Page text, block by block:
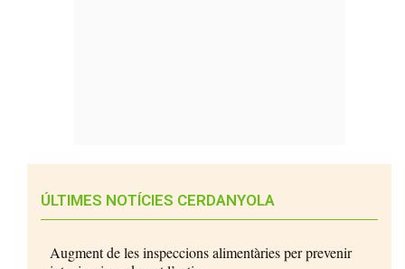
ÚLTIMES NOTÍCIES CERDANYOLA
Augment de les inspeccions alimentàries per prevenir